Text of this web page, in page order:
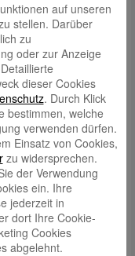
auf unseren
stellen. Darüber
zu
oder zur Anzeige
dieser Cookies
. Durch Klick
bestimmen, welche
verwenden dürfen.
Einsatz von Cookies,
zu widersprechen.
der Verwendung
ein. Ihre
jederzeit in
dort Ihre Cookie-
Cookies
abgelehnt.